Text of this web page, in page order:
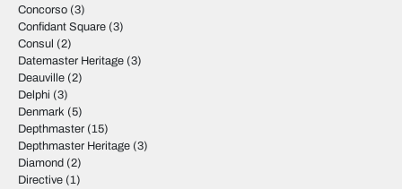
Concorso (3)
Confidant Square (3)
Consul (2)
Datemaster Heritage (3)
Deauville (2)
Delphi (3)
Denmark (5)
Depthmaster (15)
Depthmaster Heritage (3)
Diamond (2)
Directive (1)